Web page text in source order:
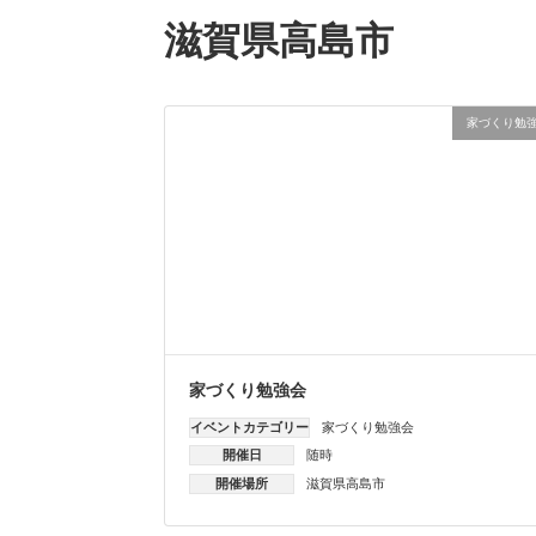
滋賀県高島市
家づくり勉
家づくり勉強会
イベントカテゴリー
家づくり勉強会
開催日
随時
開催場所
滋賀県高島市